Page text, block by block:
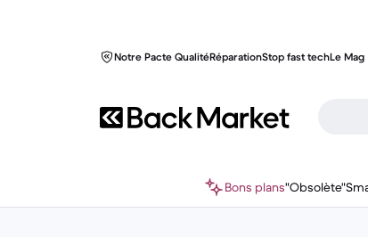
Notre Pacte QualitéRéparationStop fast techLe Mag
Bons plans"Obsolète"